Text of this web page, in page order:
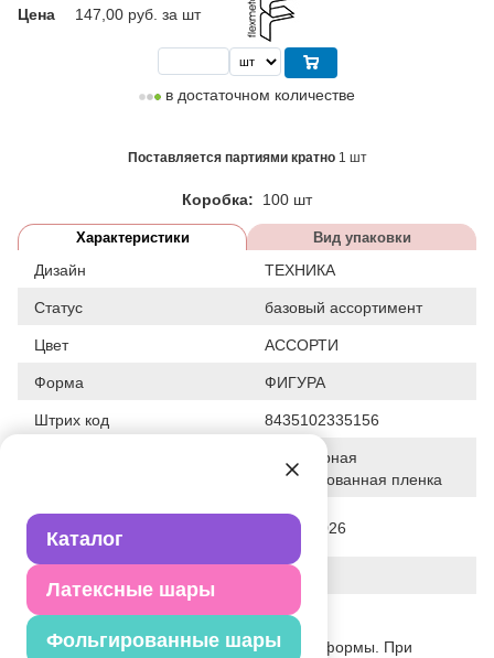
Каталог
Латексные шары
Фольгированные шары
Цена 147,00 руб. за шт
в достаточном количестве
Поставляется партиями кратно 1 шт
Коробка: 100 шт
Характеристики Вид упаковки
Дизайн ТЕХНИКА
Статус базовый ассортимент
Цвет АССОРТИ
Форма ФИГУРА
Штрих код 8435102335156
Полимерная
фольгированная пленка
Дата последнего изменения
элемента
03-04-2026
20.000 г
Описание товара
Сложная, объемная фигура указанной формы. При